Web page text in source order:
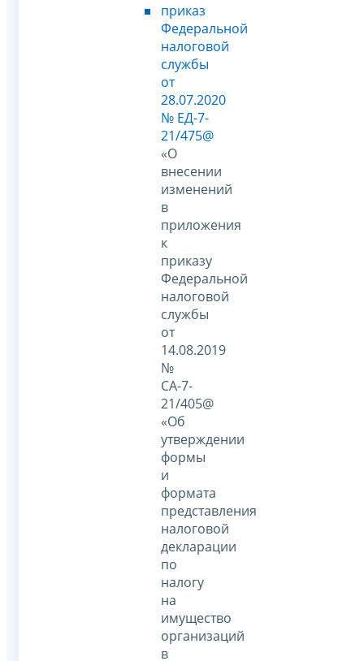
приказ
Федеральной
налоговой
службы
от
28.07.2020
№ ЕД-7-
21/475@
«О
внесении
изменений
в
приложения
к
приказу
Федеральной
налоговой
службы
от
14.08.2019
№
СА-7-
21/405@
«Об
утверждении
формы
и
формата
представления
налоговой
декларации
по
налогу
на
имущество
организаций
в